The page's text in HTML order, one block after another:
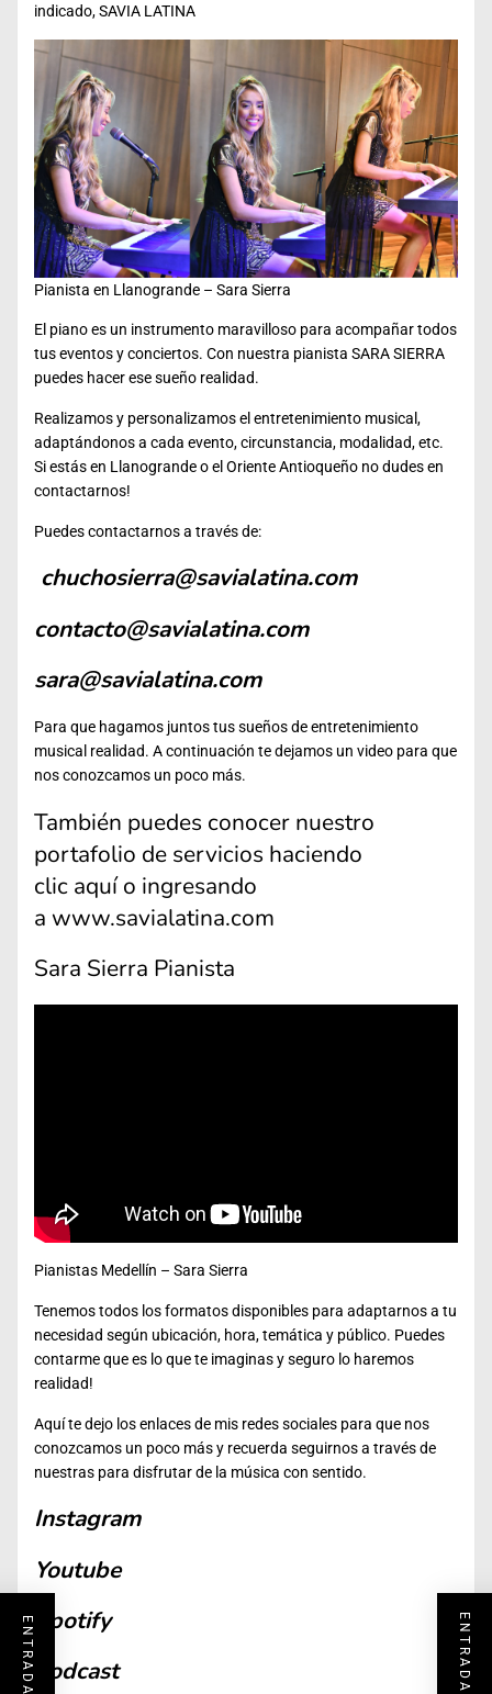
indicado, SAVIA LATINA
Pianista en Llanogrande – Sara Sierra
El piano es un instrumento maravilloso para acompañar todos
tus eventos y conciertos. Con nuestra pianista SARA SIERRA
puedes hacer ese sueño realidad.
Realizamos y personalizamos el entretenimiento musical,
adaptándonos a cada evento, circunstancia, modalidad, etc.
Si estás en Llanogrande o el Oriente Antioqueño no dudes en
contactarnos!
Puedes contactarnos a través de:
chuchosierra@savialatina.com
contacto@savialatina.com
sara@savialatina.com
Para que hagamos juntos tus sueños de entretenimiento
musical realidad. A continuación te dejamos un video para que
nos conozcamos un poco más.
También puedes conocer nuestro
portafolio de servicios haciendo
clic aquío ingresando
a www.savialatina.com
Sara Sierra Pianista
Pianistas Medellín – Sara Sierra
Tenemos todos los formatos disponibles para adaptarnos a tu
necesidad según ubicación, hora, temática y público. Puedes
contarme que es lo que te imaginas y seguro lo haremos
realidad!
Aquí te dejo los enlaces de mis redes sociales para que nos
conozcamos un poco más y recuerda seguirnos a través de
nuestras para disfrutar de la música con sentido.
Instagram
Youtube
Spotify
Podcast